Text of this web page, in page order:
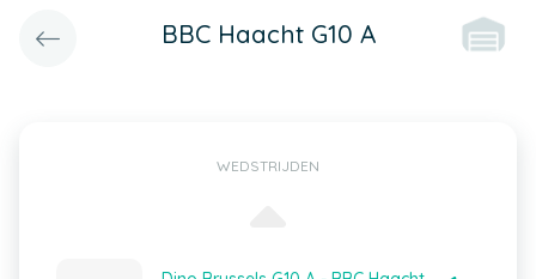
BBC Haacht G10 A
WEDSTRIJDEN